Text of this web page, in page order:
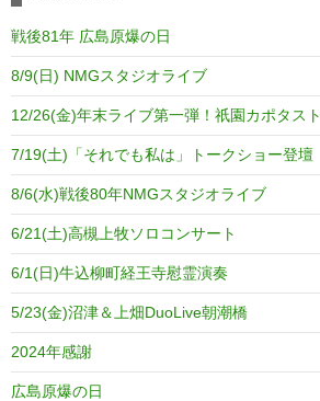
戦後81年 広島原爆の日
8/9(日) NMGスタジオライブ
12/26(金)年末ライブ第一弾！祇園カポタスト
7/19(土)「それでも私は」トークショー登壇
8/6(水)戦後80年NMGスタジオライブ
6/21(土)高槻上牧ソロコンサート
6/1(日)牛込柳町経王寺慰霊演奏
5/23(金)沼津＆上畑DuoLive朝潮橋
2024年感謝
広島原爆の日